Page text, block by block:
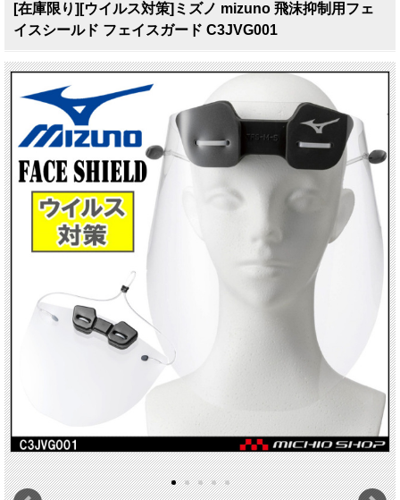
[在庫限り][ウイルス対策]ミズノ mizuno 飛沫抑制用フェ
イスシールド フェイスガード C3JVG001